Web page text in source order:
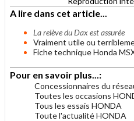
A lire dans cet article...
La relève du Dax est assurée
Vraiment utile ou
Fiche technique Honda
Pour en savoir plus...:
Concessionnaires du
Toutes les occasions
Tous les essais HONDA
Toute l'actualité HONDA